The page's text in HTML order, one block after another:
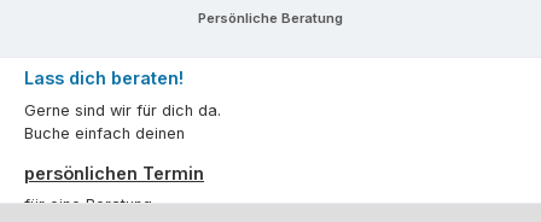
Persönliche Beratung
Lass dich beraten!
Gerne sind wir für dich da.
Buche einfach deinen
persönlichen Termin
für eine Beratung.